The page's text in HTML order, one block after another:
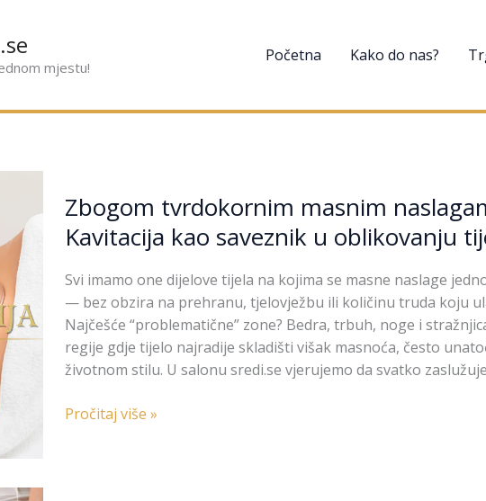
mjestu!
Početna Kako do nas?
Zbogom tvrdokornim masnim
Kavitacija kao saveznik u oblikovanju
Svi imamo one dijelove tijela na kojima se masne naslage
— bez obzira na prehranu, tjelovježbu ili količinu truda koju
Najčešće “problematične” zone? Bedra, trbuh, noge i
regije gdje tijelo najradije skladišti višak masnoća, često
životnom stilu. U salonu sredi.se vjerujemo da svatko
tvrdokornim
masnim
naslagama:
Kavitacija
kao
saveznik
oblikovanju
🫠
Pročitaj više »